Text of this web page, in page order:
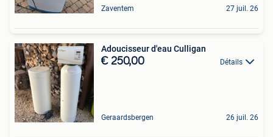
Zaventem 27 juil. 26
Adoucisseur d'eau Culligan
€ 250,00 Détails
Geraardsbergen 26 juil. 26